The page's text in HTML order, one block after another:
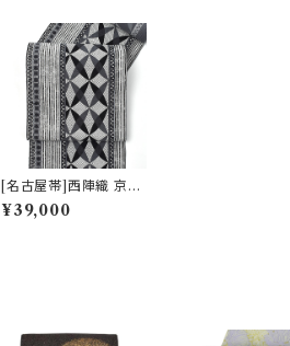
[名古屋帯]西陣織 京都
あらみ庵 謹製 七宝繋ぎ
文 八寸帯 正絹 日本製
¥39,000